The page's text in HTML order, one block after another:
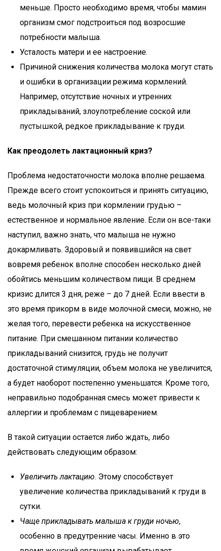
меньше. Просто необходимо время, чтобы мамин
организм смог подстроиться под возросшие
потребности малыша.
Усталость матери и ее настроение.
Причиной снижения количества молока могут стать
и ошибки в организации режима кормлений.
Например, отсутствие ночных и утренних
прикладываний, злоупотребление соской или
пустышкой, редкое прикладывание к груди.
Как преодолеть лактационный криз?
Проблема недостаточности молока вполне решаема.
Прежде всего стоит успокоиться и принять ситуацию,
ведь молочный криз при кормлении грудью –
естественное и нормальное явление. Если он все-таки
наступил, важно знать, что малыша не нужно
докармливать. Здоровый и появившийся на свет
вовремя ребенок вполне способен несколько дней
обойтись меньшим количеством пищи. В среднем
кризис длится 3 дня, реже – до 7 дней. Если ввести в
это время прикорм в виде молочной смеси, можно, не
желая того, перевести ребенка на искусственное
питание. При смешанном питании количество
прикладываний снизится, грудь не получит
достаточной стимуляции, объем молока не увеличится,
а будет наоборот постепенно уменьшатся. Кроме того,
неправильно подобранная смесь может привести к
аллергии и проблемам с пищеварением.
В такой ситуации остается либо ждать, либо
действовать следующим образом:
Увеличить лактацию. Этому способствует
увеличение количества прикладываний к груди в
сутки.
Чаще прикладывать малыша к груди ночью,
особенно в предутренние часы. Именно в это